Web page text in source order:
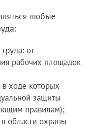
любые
от
рабочих площадок
в ходе которых
защиты
правилам);
в области охраны